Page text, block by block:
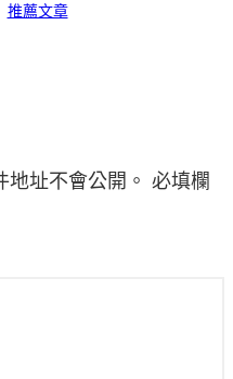
推薦文章
址不會公開。 必填欄